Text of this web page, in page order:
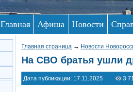
Главная Афиша Новости
Главная страница → Новости
На СВО братья ушли
Дата публикации: 17.11.2025 3